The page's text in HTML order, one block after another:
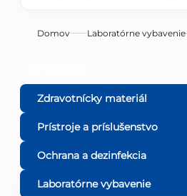
Domov Laboratórne vybavenie
o
č
n
Zdravotnícky materiál
Prístroje a príslušenstvo
Ochrana a dezinfekcia
Laboratórne vybavenie